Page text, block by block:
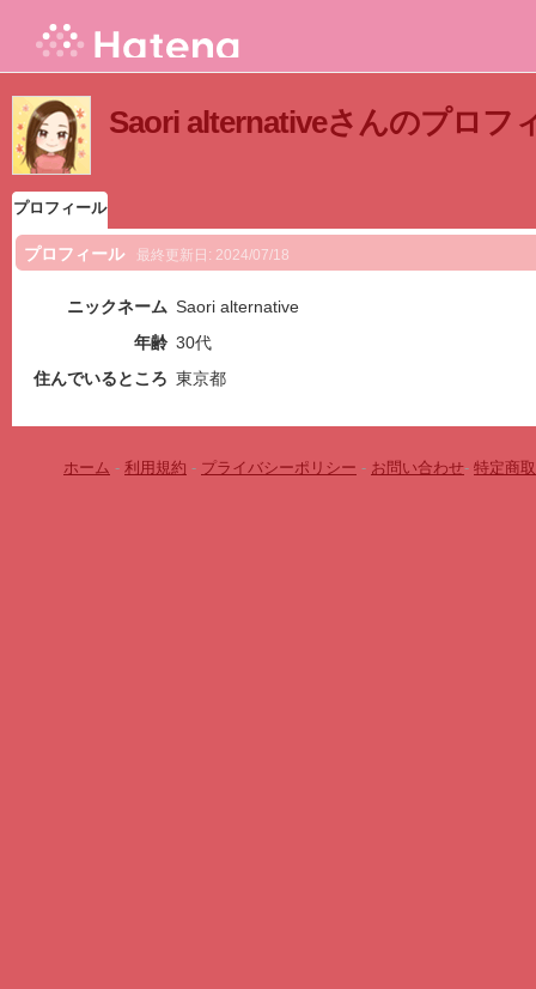
Saori alternativeさんのプロフ
プロフィール
プロフィール 最終更新日: 2024/07/18
ニックネーム Saori alternative
年齢 30代
住んでいるところ 東京都
ホーム - 利用規約 - プライバシーポリシー - お問い合わせ- 特定商